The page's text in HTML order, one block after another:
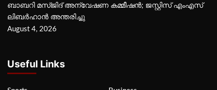
ബാബറി മസ്ജിദ് അന്വേഷണ കമ്മീഷന്‍; ജസ്റ്റിസ് എംഎസ്
ലിബര്‍ഹാന്‍ അന്തരിച്ചു
August 4, 2026
Useful Links